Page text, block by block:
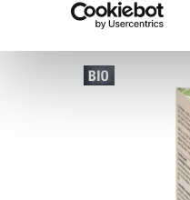
COMPOProducten